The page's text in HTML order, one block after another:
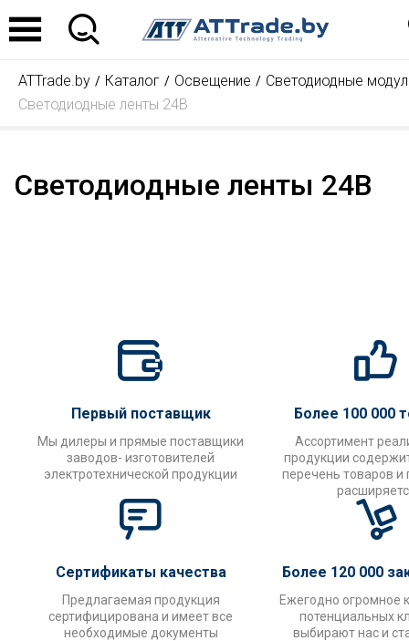
ATTrade.by Каталог Освещение
Светодиодные
Светодиодные ленты 24В
Светодиодные ленты 24В
Первый поставщик
Мы дилеры и прямые поставщики
заводов- изготовителей
электротехнической продукции
Более 100 000
Ассортимент
продукции
перечень товаров и
Сертификаты качества
Предлагаемая продукция
сертифицирована и имеет все
необходимые документы
Более 120 000
Ежегодно огромное
потенциальных
выбирают нас и